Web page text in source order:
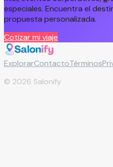
especiales. Encuentra el
propuesta personalizada.
Cotizar mi viaje
ExplorarContactoTérminos
© 2026 Salonify